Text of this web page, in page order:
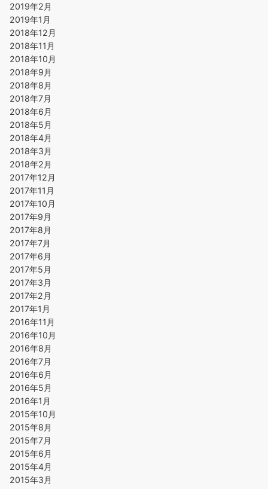
2019年2月
2019年1月
2018年12月
2018年11月
2018年10月
2018年9月
2018年8月
2018年7月
2018年6月
2018年5月
2018年4月
2018年3月
2018年2月
2017年12月
2017年11月
2017年10月
2017年9月
2017年8月
2017年7月
2017年6月
2017年5月
2017年3月
2017年2月
2017年1月
2016年11月
2016年10月
2016年8月
2016年7月
2016年6月
2016年5月
2016年1月
2015年10月
2015年8月
2015年7月
2015年6月
2015年4月
2015年3月